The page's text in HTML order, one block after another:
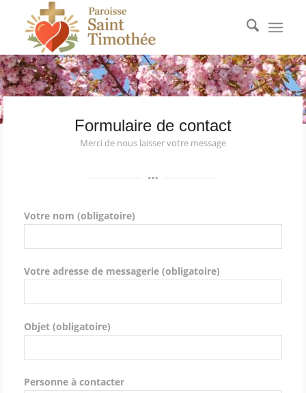
Formulaire de contact
Merci de nous laisser votre message
Votre nom (obligatoire)
Votre adresse de messagerie (obligatoire)
Objet (obligatoire)
Personne à contacter